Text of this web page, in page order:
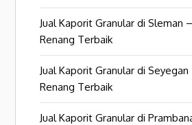
Jual Kaporit Granular di Sleman
Renang Terbaik
Jual Kaporit Granular di
Renang Terbaik
Jual Kaporit Granular di